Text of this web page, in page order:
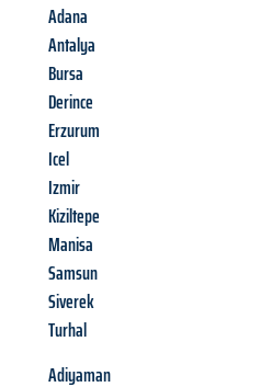
Adana
Antalya
Bursa
Derince
Erzurum
Icel
Izmir
Kiziltepe
Manisa
Samsun
Siverek
Turhal
Adiyaman